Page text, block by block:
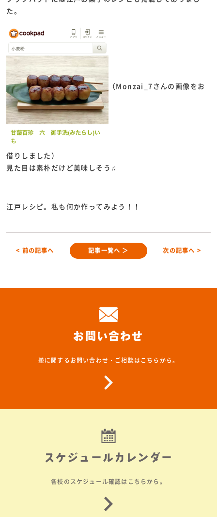
た。
（Monzai_7さんの画像をお
借りしました）
見た目は素朴だけど美味しそう♫
江戸レシピ。私も何か作ってみよう！！
< 前の記事へ 記事一覧へ ＞ 次の記事へ >
お問い合わせ
塾に関するお問い合わせ・ご相談はこちらから。
スケジュールカレンダー
各校のスケジュール確認はこちらから。